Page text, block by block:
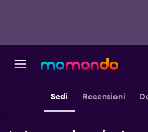
Sedi Recensioni